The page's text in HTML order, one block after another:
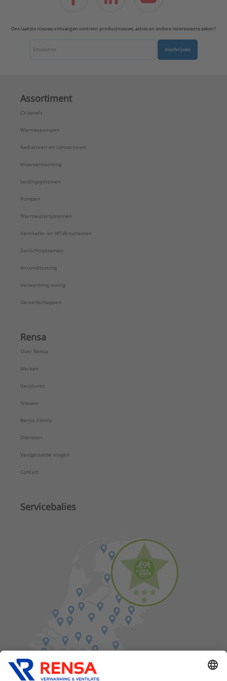
Ons laatste nieuws ontvangen omtrent productnieuws, acties en andere interessante zaken?
Inschrijven
Assortiment
CV-ketels
Warmtepompen
Radiatoren en convectoren
Vloerverwarming
Leidingsystemen
Pompen
Warmwatersystemen
Ventilatie- en WTW-systemen
Zonlichtsystemen
Airconditioning
Verwarming overig
Gereedschappen
Rensa
Over Rensa
Merken
Vacatures
Nieuws
Rensa Family
Diensten
Veelgestelde vragen
Contact
Servicebalies